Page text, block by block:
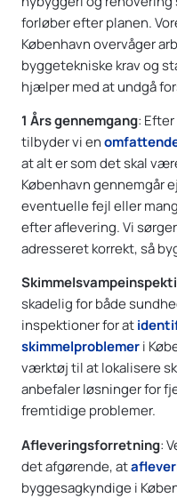
forløber efter planen.
København overvåger
byggetekniske krav og
hjælper med at undgå
1 Års gennemgang:
tilbyder vi en
at alt er som det skal
København gennemgår
eventuelle fejl eller
efter aflevering. Vi
adresseret korrekt, så
skadelig for både
inspektioner for at
skimmelproblemeri
værktøj til at lokalisere
anbefaler løsninger for
fremtidige problemer.
Afleveringsforretning:
det afgørende, at
byggesagkyndige i